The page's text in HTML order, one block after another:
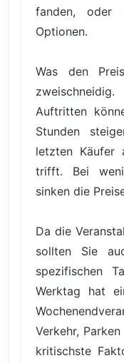
fanden, oder
Optionen.
Was den
Auftritten
Stunden
letzten Käufer
trifft. Bei
sinken die
Da die
sollten Sie
spezifischen
Werktag hat
Verkehr,
kritischste